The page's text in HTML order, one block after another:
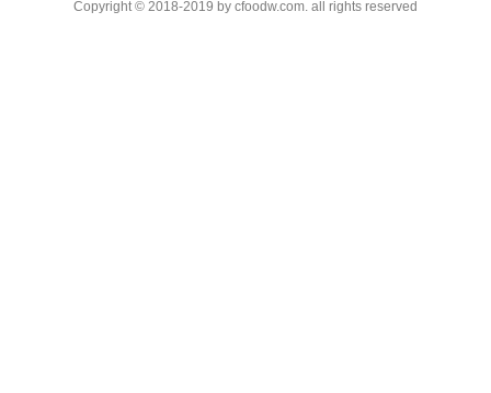
Copyright © 2018-2019 by cfoodw.com. all rights reserved